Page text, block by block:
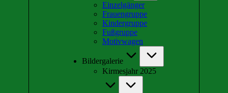
Einzelgänger
Frauengruppe
Kindergruppe
Fußgruppe
Motivwagen
Bildergalerie
Kirmesjahr 2025